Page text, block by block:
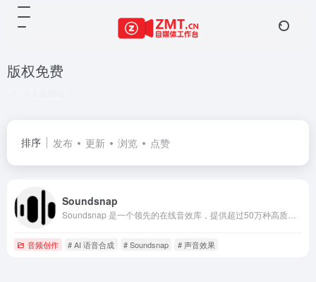
版权免费
排序 发布 更新 浏览 点赞
Soundsnap
音频创作 # AI 语音合成 # Soundsnap # 声音效果